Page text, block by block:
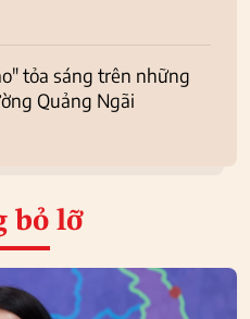
tỏa sáng trên những
Quảng Ngãi
bỏ lỡ